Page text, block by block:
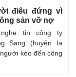
điêu đứng vì
sản vỡ nợ
nghe tin công ty
Sang (huyện Ia
kéo đến công